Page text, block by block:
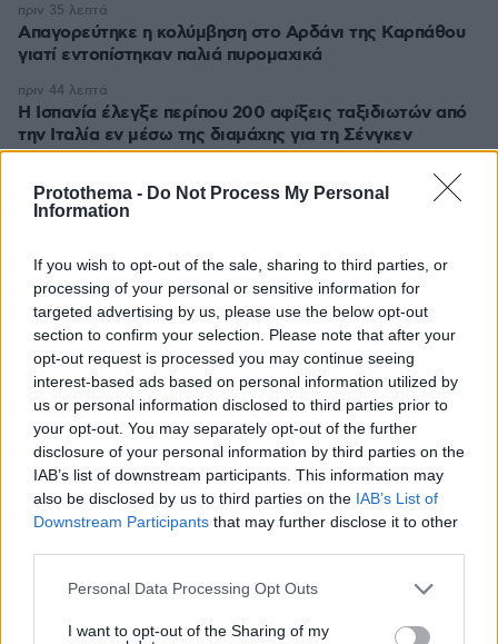
Protothema - Do Not Process My Personal
Information
If you wish to opt-out of the sale, sharing to third parties, or
processing of your personal or sensitive information for
targeted advertising by us, please use the below opt-out
section to confirm your selection. Please note that after your
opt-out request is processed you may continue seeing
interest-based ads based on personal information utilized by
us or personal information disclosed to third parties prior to
your opt-out. You may separately opt-out of the further
disclosure of your personal information by third parties on the
IAB’s list of downstream participants. This information may
also be disclosed by us to third parties on the IAB’s List of
Downstream Participants that may further disclose it to other
Please note that this website/app uses one or more Google
not limited to your visit or usage behaviour. You may click to
Personal Data Processing Opt Outs
I want to opt-out of the Sharing of my
Απαγορεύτηκε η κολύμβηση στο Αρδάνι της Καρπάθου
γιατί εντοπίστηκαν παλιά πυρομαχικά
πριν 35 λεπτά
Η Ισπανία έλεγξε περίπου 200 αφίξεις ταξιδιωτών από
την Ιταλία εν μέσω της διαμάχης για τη Σένγκεν
πριν 44 λεπτά
Το αγαπημένο τρόφιμο που περιέχει 45 φορές
περισσότερα μικροπλαστικά από ένα πλαστικό μπουκάλι
ΔΕΙΤΕ ΟΛΕΣ ΤΙΣ ΕΙΔΗΣΕΙΣ
ΤΑ ΠΙΟ ΔΗΜΟΦΙΛΗ